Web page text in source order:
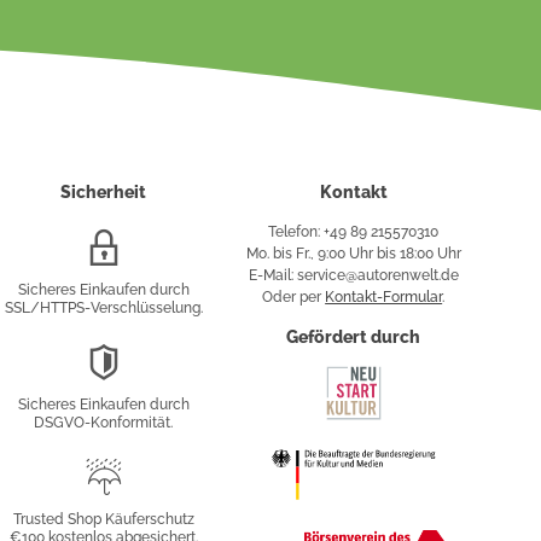
Sicherheit
Verschlüsselung
Sicheres Einkaufen durch
SSL/HTTPS-Verschlüsselung.
Sicheres Einkaufen durch
DSGVO-Konformität.
Trusted Shop Käuferschutz
€100 kostenlos abgesichert.
Kontakt
Telefon: +49 89 215570310
Mo. bis Fr., 9:00 Uhr bis 18:00 Uhr
E-Mail: service@autorenwelt.de
Oder per Kontakt-Formular.
Gefördert durch